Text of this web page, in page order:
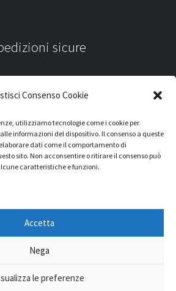
Consenso Cookie
utilizziamo tecnologie come i cookie per
informazioni del dispositivo. Il consenso a queste
dati come il comportamento di
sito. Non acconsentire o ritirare il consenso può
caratteristiche e funzioni.
Accetta
Nega
le preferenze
sicure
S.r.l.- P.Iva 04233830407 - REA: RN
Tutti i diritti riservati.